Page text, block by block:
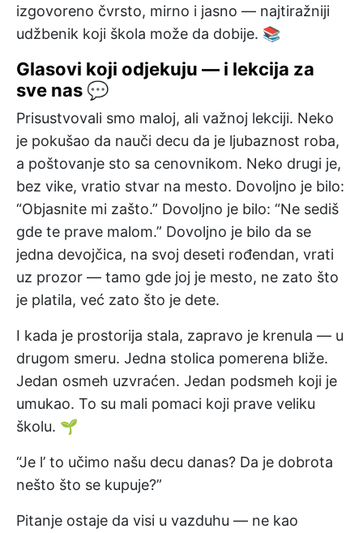
izgovoreno čvrsto, mirno i jasno — najtiražniji
udžbenik koji škola može da dobije. 📚
Glasovi koji odjekuju — i lekcija za
sve nas 💬
Prisustvovali smo maloj, ali važnoj lekciji. Neko
je pokušao da nauči decu da je ljubaznost roba,
a poštovanje sto sa cenovnikom. Neko drugi je,
bez vike, vratio stvar na mesto. Dovoljno je bilo:
“Objasnite mi zašto.” Dovoljno je bilo: “Ne sediš
gde te prave malom.” Dovoljno je bilo da se
jedna devojčica, na svoj deseti rođendan, vrati
uz prozor — tamo gde joj je mesto, ne zato što
je platila, već zato što je dete.
I kada je prostorija stala, zapravo je krenula — u
drugom smeru. Jedna stolica pomerena bliže.
Jedan osmeh uzvraćen. Jedan podsmeh koji je
umukao. To su mali pomaci koji prave veliku
školu. 🌱
“Je l’ to učimo našu decu danas? Da je dobrota
nešto što se kupuje?”
Pitanje ostaje da visi u vazduhu — ne kao